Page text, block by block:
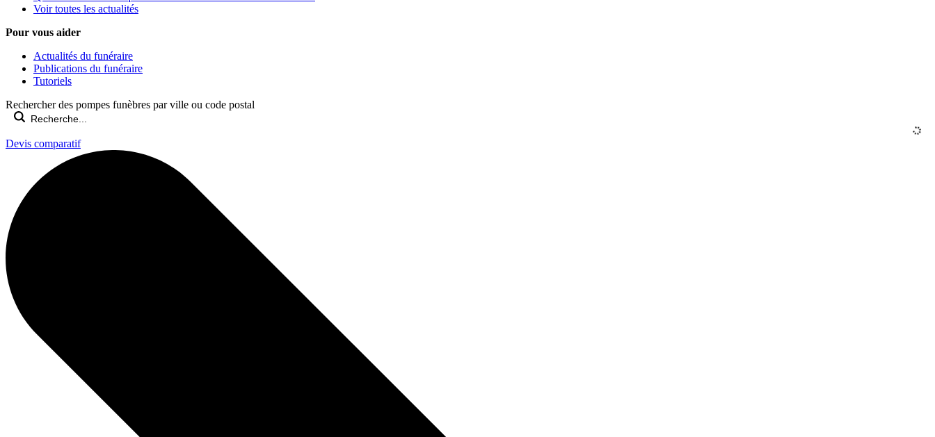
Voir toutes les actualités
Pour vous aider
Actualités du funéraire
Publications du funéraire
Tutoriels
Rechercher des pompes funèbres par ville ou code postal
Devis comparatif